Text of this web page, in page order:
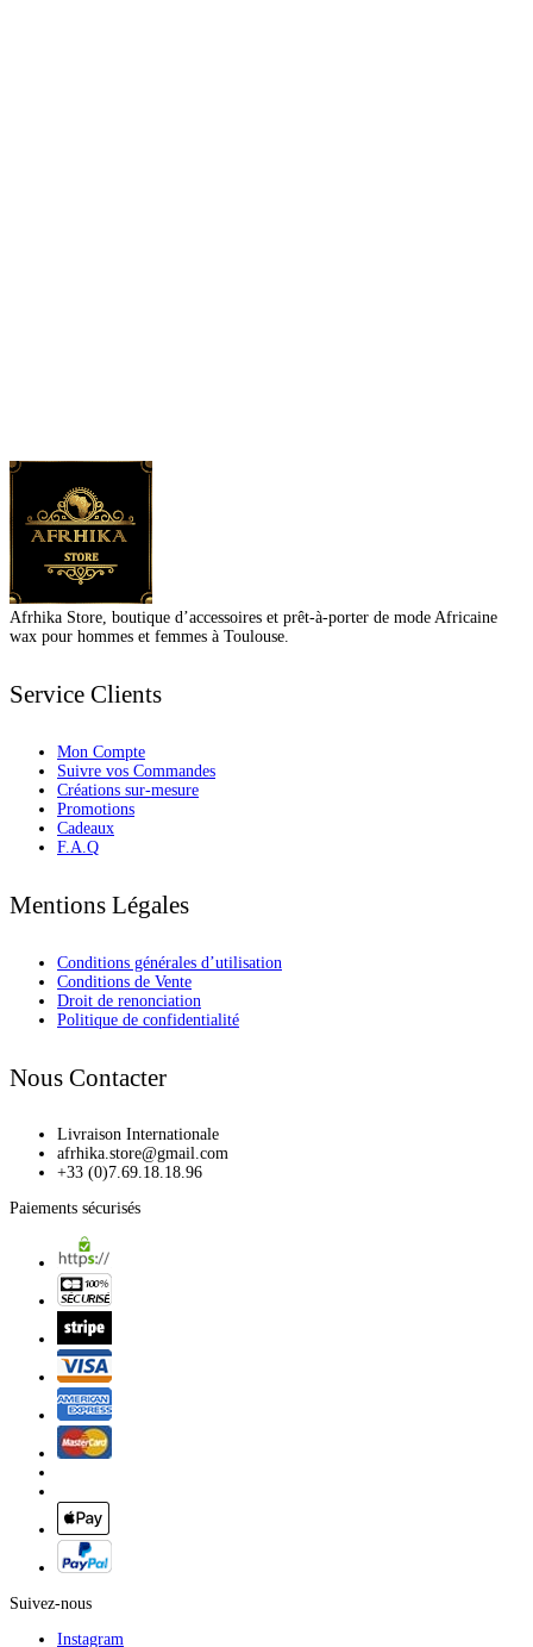
Afrhika Store, boutique d’accessoires et prêt-à-porter de mode Africaine
wax pour hommes et femmes à Toulouse.
Service Clients
Mon Compte
Suivre vos Commandes
Créations sur-mesure
Promotions
Cadeaux
F.A.Q
Mentions Légales
Conditions générales d’utilisation
Conditions de Vente
Droit de renonciation
Politique de confidentialité
Nous Contacter
Livraison Internationale
afrhika.store@gmail.com
+33 (0)7.69.18.18.96
Paiements sécurisés
Suivez-nous
Instagram